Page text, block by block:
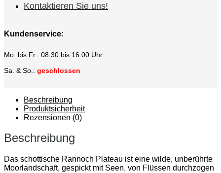
Kontaktieren Sie uns!
Kundenservice:
Mo. bis Fr.: 08.30 bis 16.00 Uhr
Sa. & So.: geschlossen
Beschreibung
Produktsicherheit
Rezensionen (0)
Beschreibung
Das schottische Rannoch Plateau ist eine wilde, unberührte
Moorlandschaft, gespickt mit Seen, von Flüssen durchzogen